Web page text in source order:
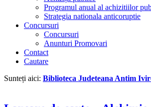
Programul anual al achizitiilor
Strategia nationala anticoruptie
Concursuri
Concursuri
Anunturi Promovari
Contact
Cautare
Sunteți aici: Biblioteca Judeteana Antim